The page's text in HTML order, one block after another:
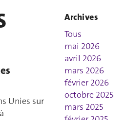
Unies sur
Archives
Tous
mai 2026
avril 2026
mars 2026
février 2026
octobre 2025
mars 2025